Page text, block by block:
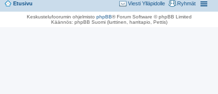
Etusivu Ryhmät
Viesti Ylläpidolle
Keskustelufoorumin ohjelmisto phpBB® Forum Software © phpBB Limited
Käännös: phpBB Suomi (lurttinen, harritapio, Pettis)